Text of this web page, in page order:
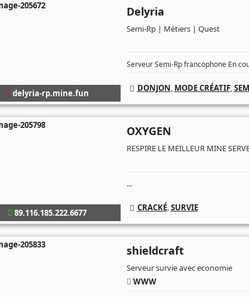
delyria-rp.mine.fun
Delyria
Semi-Rp | Métiers | Quest
Serveur Semi-Rp francophone En
DONJON, MODE CRÉATIF,
89.116.185.222.6677
OXYGEN
RESPIRE LE MEILLEUR MINE
...
CRACKÉ,SURVIE
shieldcraft
Serveur survie avec economie
WWW